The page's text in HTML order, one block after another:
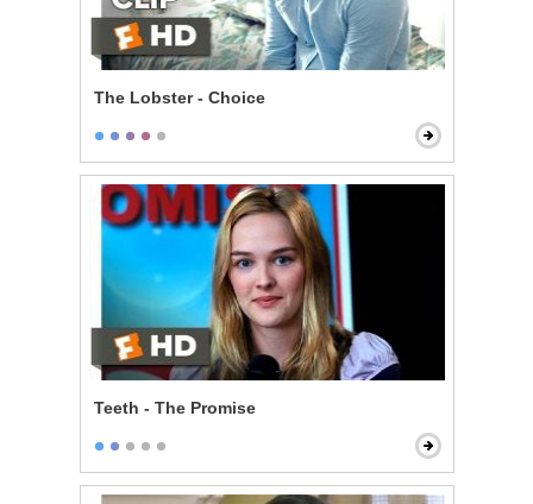
The Lobster - Choice
Teeth - The Promise